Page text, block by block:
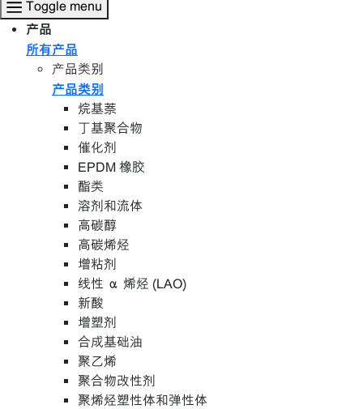
Toggle menu
产品
所有产品
产品类别
产品类别
烷基萘
丁基聚合物
催化剂
EPDM 橡胶
酯类
溶剂和流体
高碳醇
高碳烯烃
增粘剂
线性 α 烯烃 (LAO)
新酸
增塑剂
合成基础油
聚乙烯
聚合物改性剂
聚烯烃塑性体和弹性体